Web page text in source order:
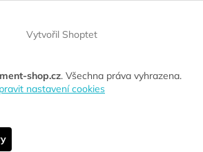
Vytvořil Shoptet
shop.cz. Všechna práva vyhrazena.
nastavení cookies